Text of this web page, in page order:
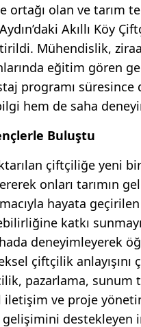
ortağı olan ve tarım
Akıllı Köy
Mühendislik,
eğitim gören
programı
hem de saha
Buluştu
çiftçiliğe yeni bir
onları tarımın
hayata
katkı sunmayı
deneyimleyerek
çiftçilik anlayışını
pazarlama,
iletişim ve proje
destekleyen